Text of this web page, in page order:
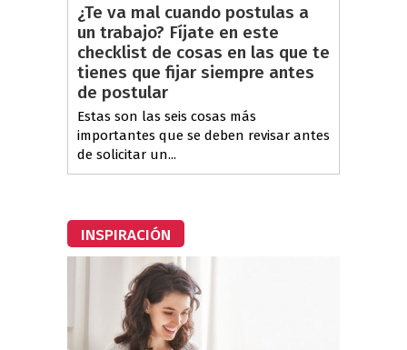
¿Te va mal cuando postulas a
un trabajo? Fíjate en este
checklist de cosas en las que te
tienes que fijar siempre antes
de postular
Estas son las seis cosas más
importantes que se deben revisar antes
de solicitar un...
INSPIRACIÓN